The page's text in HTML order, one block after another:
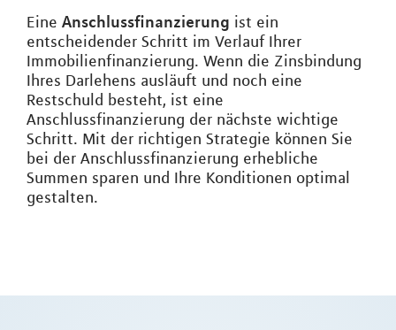
Eine Anschlussfinanzierung ist ein
entscheidender Schritt im Verlauf Ihrer
Immobilienfinanzierung. Wenn die Zinsbindung
Ihres Darlehens ausläuft und noch eine
Restschuld besteht, ist eine
Anschlussfinanzierung der nächste wichtige
Schritt. Mit der richtigen Strategie können Sie
bei der Anschlussfinanzierung erhebliche
Summen sparen und Ihre Konditionen optimal
gestalten.